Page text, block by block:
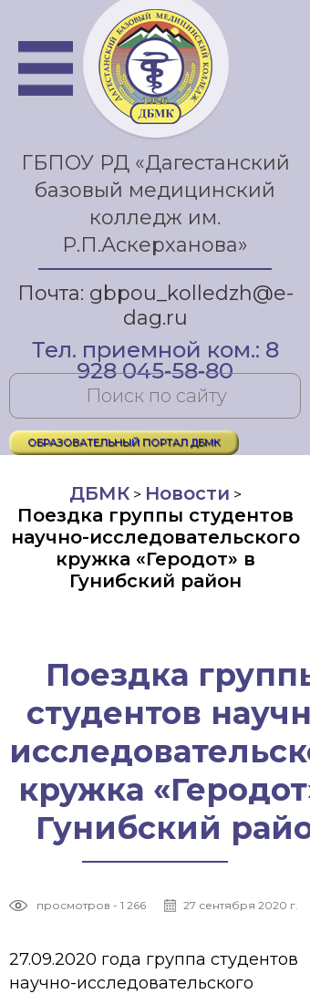
ГБПОУ РД «Дагестанский
базовый медицинский
колледж им.
Р.П.Аскерханова»
Почта: gbpou_kolledzh@e-
dag.ru
Тел. приемной ком.: 8
928 045-58-80
ОБРАЗОВАТЕЛЬНЫЙ ПОРТАЛ ДБМК
ДБМК> Новости >
Поездка группы студентов
научно-исследовательского
кружка «Геродот» в
Гунибский район
Поездка группы
студентов
кружка
Гунибский
просмотров - 1 266 27 сентября 2020 г.
27.09.2020 года группа студентов
научно-исследовательского